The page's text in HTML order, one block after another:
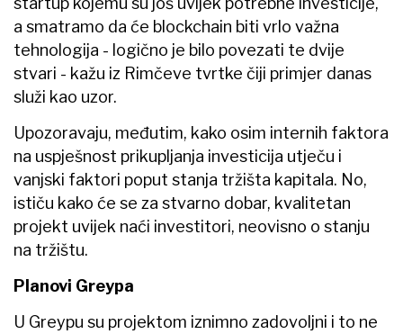
a smatramo da će blockchain biti vrlo važna
tehnologija - logično je bilo povezati te dvije
stvari - kažu iz Rimčeve tvrtke čiji primjer danas
služi kao uzor.
Upozoravaju, međutim, kako osim internih faktora
na uspješnost prikupljanja investicija utječu i
vanjski faktori poput stanja tržišta kapitala. No,
ističu kako će se za stvarno dobar, kvalitetan
projekt uvijek naći investitori, neovisno o stanju
na tržištu.
Planovi Greypa
U Greypu su projektom iznimno zadovoljni i to ne